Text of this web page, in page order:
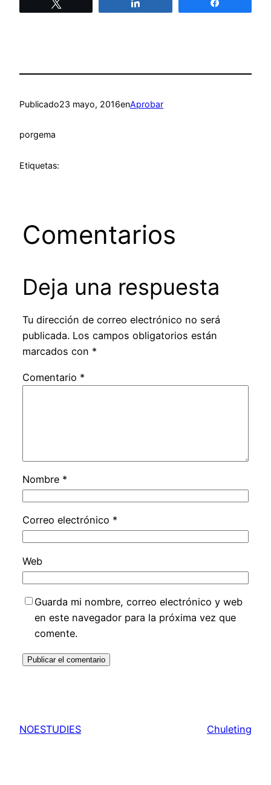
Publicado23 mayo, 2016enAprobar
porgema
Etiquetas:
Comentarios
Deja una respuesta
Tu dirección de correo electrónico no será
publicada. Los campos obligatorios están
marcados con *
Comentario *
Nombre *
Correo electrónico *
Web
Guarda mi nombre, correo electrónico y web
en este navegador para la próxima vez que
comente.
NOESTUDIES Chuleting